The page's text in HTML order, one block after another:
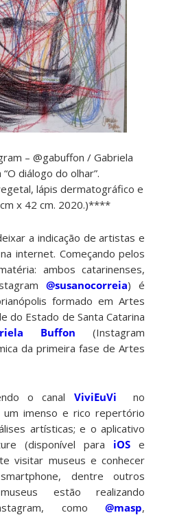
– @gabuffon / Gabriela
diálogo do olhar”.
lápis dermatográfico e
x 42 cm. 2020.)****
a indicação de artistas e
internet. Começando pelos
ambos catarinenses,
@susanocorreia) é
formado em Artes
do Estado de Santa Catarina
Buffon (Instagram
da primeira fase de Artes
o canal ViviEuVi
no
um imenso e rico repertório
artísticas; e o aplicativo
(disponível para iOSe
visitar museus e conhecer
dentre outros
estão realizando
como@masp,